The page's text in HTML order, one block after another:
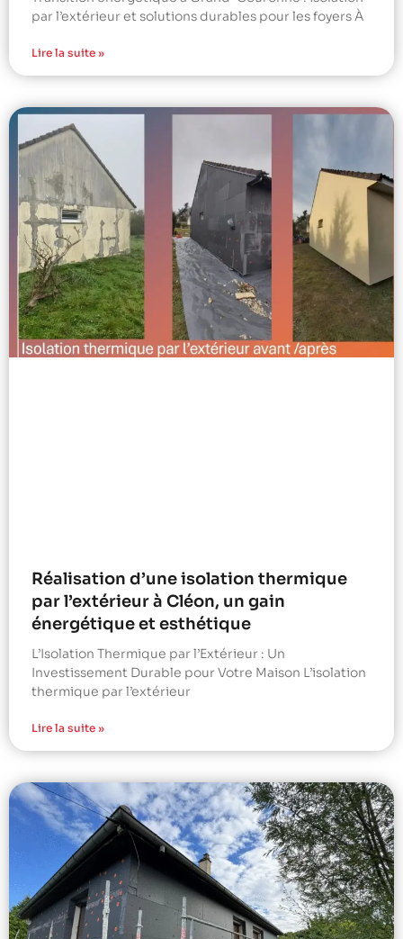
par l’extérieur et solutions durables pour les foyers À
Lire la suite »
Réalisation d’une isolation thermique
par l’extérieur à Cléon, un gain
énergétique et esthétique
L’Isolation Thermique par l’Extérieur : Un
Investissement Durable pour Votre Maison L’isolation
thermique par l’extérieur
Lire la suite »